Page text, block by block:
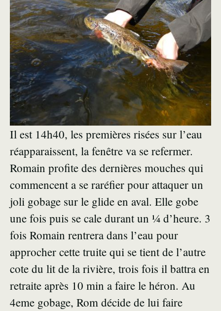
Il est 14h40, les premières risées sur l’eau
réapparaissent, la fenêtre va se refermer.
Romain profite des dernières mouches qui
commencent a se raréfier pour attaquer un
joli gobage sur le glide en aval. Elle gobe
une fois puis se cale durant un ¼ d’heure. 3
fois Romain rentrera dans l’eau pour
approcher cette truite qui se tient de l’autre
cote du lit de la rivière, trois fois il battra en
retraite après 10 min a faire le héron. Au
4eme gobage, Rom décide de lui faire